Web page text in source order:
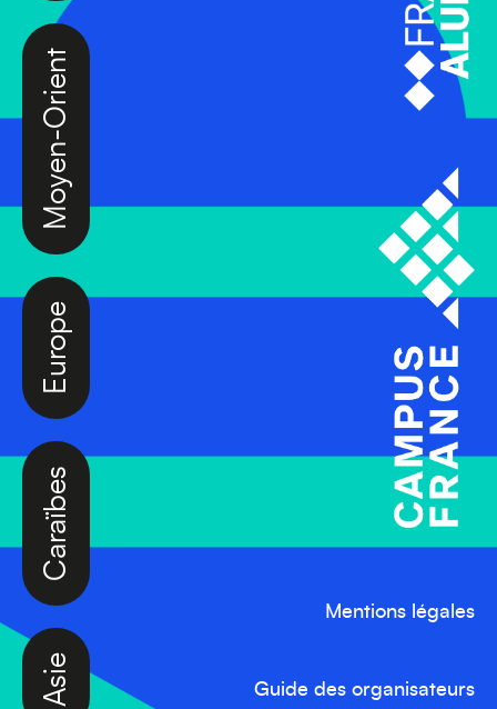
Asie
Caraïbes
Europe
Moyen-Orient
Mentions légales
Guide des organisateurs